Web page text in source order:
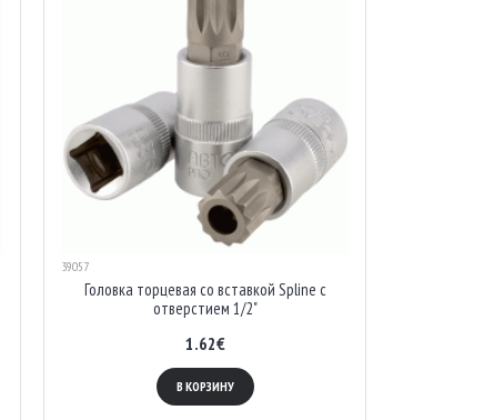
39057
Головка торцевая со вставкой Spline с
отверстием 1/2"
1.62€
В КОРЗИНУ